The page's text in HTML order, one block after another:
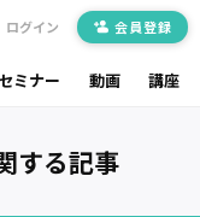
セミナー 動画 講座
ログイン 会員登録
する記事